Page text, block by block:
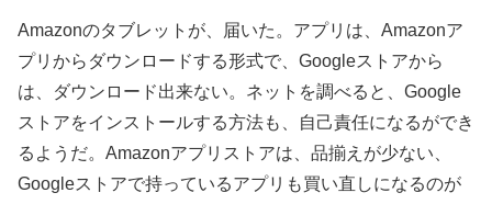
Amazonのタブレットが、届いた。アプリは、Amazonア
プリからダウンロードする形式で、Googleストアから
は、ダウンロード出来ない。ネットを調べると、Google
ストアをインストールする方法も、自己責任になるができ
るようだ。Amazonアプリストアは、品揃えが少ない、
Googleストアで持っているアプリも買い直しになるのが